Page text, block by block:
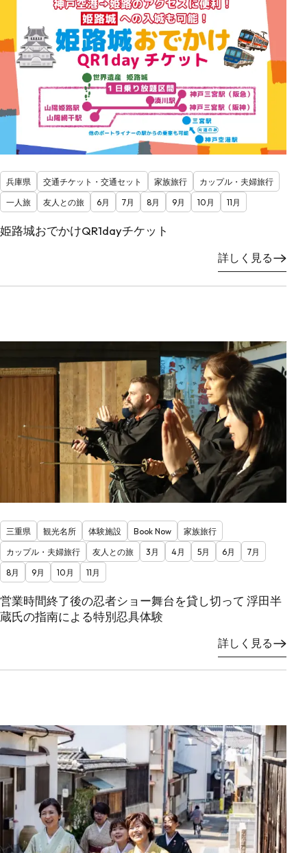
兵庫県 交通チケット・交通セット 家族旅行
カップル・夫婦旅行
一人旅
友人との旅 6月 7月 8月 9月 10月 11月
姫路城おでかけQR1dayチケット
詳しく見る
三重県 観光名所 体験施設 Book Now
家族旅行
カップル・夫婦旅行
友人との旅 3月 4月 5月 6月
7月
8月
9月 10月 11月
営業時間終了後の忍者ショー舞台を貸し切って 浮田半
蔵氏の指南による特別忍具体験
詳しく見る